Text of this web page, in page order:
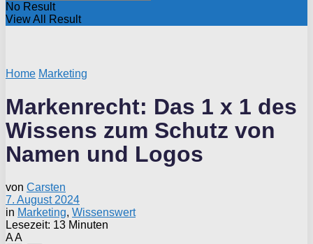
No Result
View All Result
Home Marketing
Markenrecht: Das 1 x 1 des
Wissens zum Schutz von
Namen und Logos
von Carsten
7. August 2024
in Marketing, Wissenswert
Lesezeit: 13 Minuten
AA